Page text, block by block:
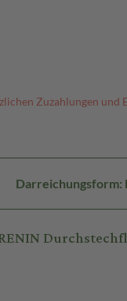
Zuzahlungen und
Darreichungsform: